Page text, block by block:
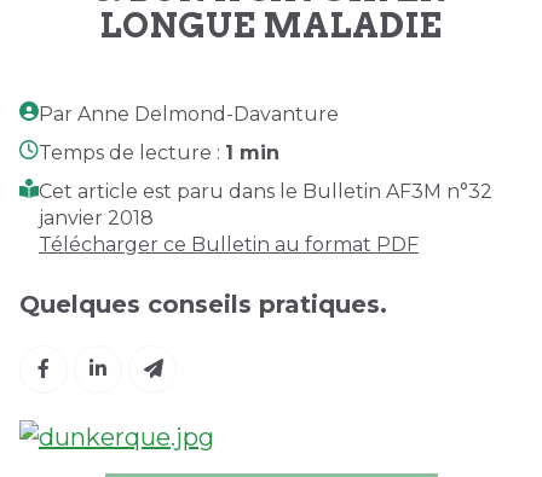
LONGUE MALADIE
Par Anne Delmond-Davanture
Temps de lecture : 1 min
Cet article est paru dans le Bulletin AF3M n°32
janvier 2018
Télécharger ce Bulletin au format PDF
Quelques conseils pratiques.